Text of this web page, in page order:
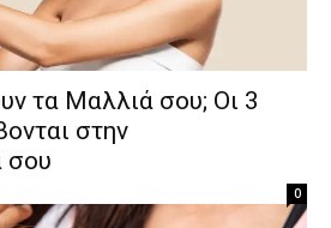
τα Μαλλιά σου; Οι 3
στην
σου
0